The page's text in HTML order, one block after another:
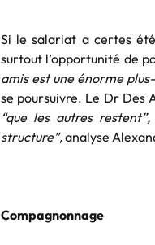
Si le salariat a certes
surtout l’opportunité de
amis est une énorme
se poursuivre. Le Dr Des
“que les autres restent”,
structure”,analyse
Compagnonnage